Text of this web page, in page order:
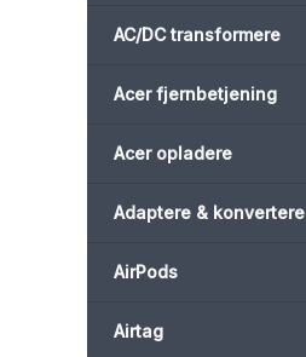
AC/DC transformere
Acer fjernbetjening
Acer opladere
Adaptere & konvertere
AirPods
Airtag